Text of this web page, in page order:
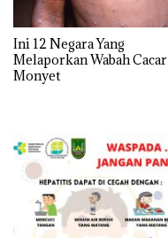
Ini 12 Negara Yang
Melaporkan Wabah Cacar
Monyet